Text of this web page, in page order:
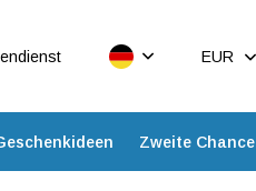
EUR
Zweite Chance